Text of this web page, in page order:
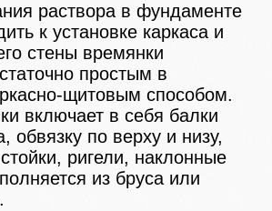
раствора в фундаменте
к установке каркаса и
стены времянки
простым в
щитовым способом.
включает в себя балки
обвязку по верху и низу,
ригели, наклонные
из бруса или